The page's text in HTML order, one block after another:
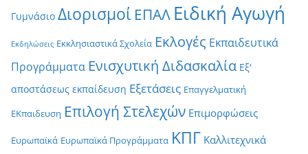
Γυμνάσιο Διορισμοί ΕΠΑΛ Ειδική Αγωγή
Εκδηλώσεις Εκκλησιαστικά Σχολεία Εκλογές Εκπαιδευτικά
Προγράμματα Ενισχυτική Διδασκαλία Εξ'
αποστάσεως εκπαίδευση Εξετάσεις Επαγγελματική
ΕΚπαιδευση Επιλογή Στελεχών Επιμορφώσεις
Ευρωπαϊκά Ευρωπαϊκά Προγράμματα ΚΠΓ Καλλιτεχνικά